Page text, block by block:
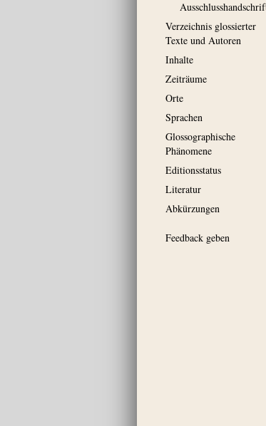
Verzeichnis glossierter
Texte und Autoren
Inhalte
Zeiträume
Orte
Sprachen
Glossographische
Phänomene
Editionsstatus
Literatur
Abkürzungen
Feedback geben